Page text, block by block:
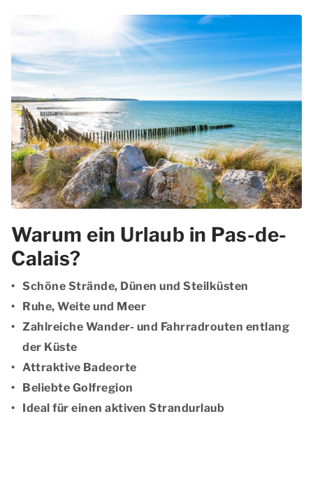
Warum ein Urlaub in Pas-de-
Calais?
Schöne Strände, Dünen und Steilküsten
Ruhe, Weite und Meer
Zahlreiche Wander- und Fahrradrouten entlang
der Küste
Attraktive Badeorte
Beliebte Golfregion
Ideal für einen aktiven Strandurlaub